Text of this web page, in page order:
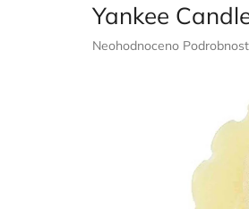
Yankee
Průměrné
Neohodnoceno